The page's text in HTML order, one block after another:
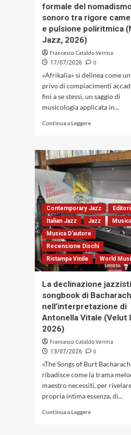
formale del
sonoro tra rigore
e pulsione poliritmica
Jazz, 2026)
Francesco Cataldo Verrina
17/07/2026
0
«Afrikalia» si delinea come
privo di compiacimenti
fini a se stessi, un saggio di
musicologia applicata in...
Continua a LeggereLeggi
su
«Afrikalia»
di
Roberto
Zechini
e
Mike
Rossi:
la
coerenza
formale
del
nomadismo
sonoro
rigore
cameristico
e
pulsione
poliritmica
Jazz,
2026)
Contemporary Jazz
Italian Jazz
Jazz
Musica D'autore
Recensione Dischi
Ristampa Vinile
World
La declinazione
songbook di Bacharach
nell’interpretazione di
Antonella Vitale (Velut
2026)
Francesco Cataldo Verrina
13/07/2026
0
«The Songs of Burt
ribadisce come la trama
maestro necessiti, per
propria intima essenza, di...
Continua a LeggereLeggi